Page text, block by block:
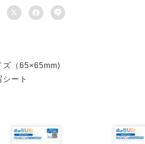
  
ズ（65×65mm)
ート